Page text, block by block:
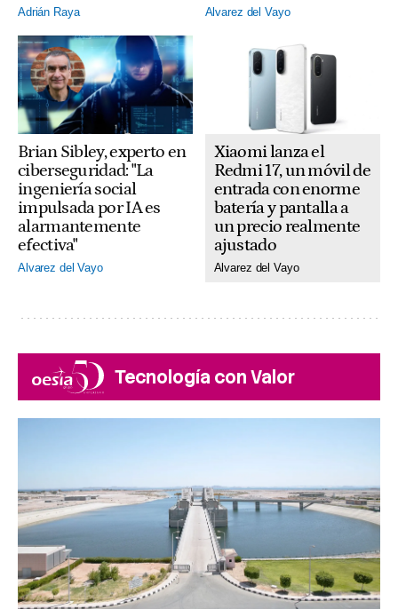
Adrián Raya Alvarez del Vayo
Brian Sibley, experto en
ciberseguridad: "La
ingeniería social
impulsada por IA es
alarmantemente
efectiva"
Alvarez del Vayo
Xiaomi lanza el
Redmi 17, un móvil de
entrada con enorme
batería y pantalla a
un precio realmente
ajustado
Alvarez del Vayo
Tecnología con Valor